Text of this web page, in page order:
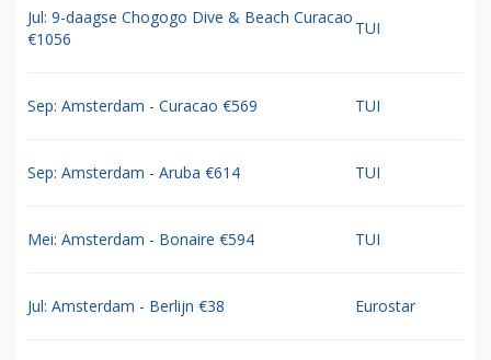
Jul: 9-daagse Chogogo Dive & Beach Curacao
€1056
TUI
Sep: Amsterdam - Curacao €569 TUI
Sep: Amsterdam - Aruba €614 TUI
Mei: Amsterdam - Bonaire €594 TUI
Jul: Amsterdam - Berlijn €38 Eurostar